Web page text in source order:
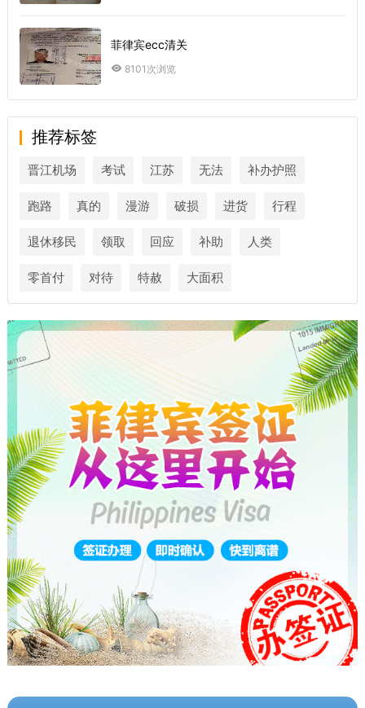
菲律宾ecc清关
8101次浏览
推荐标签
晋江机场 考试 江苏 无法 补办护照
跑路 真的 漫游 破损 进货 行程
退休移民 领取 回应 补助 人类
零首付 对待 特赦 大面积